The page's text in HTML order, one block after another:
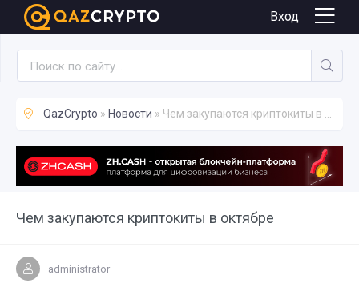
Вход
QazCrypto » Новости » Чем закупаются криптокиты в октябре
Чем закупаются криптокиты в октябре
Новости
administrator